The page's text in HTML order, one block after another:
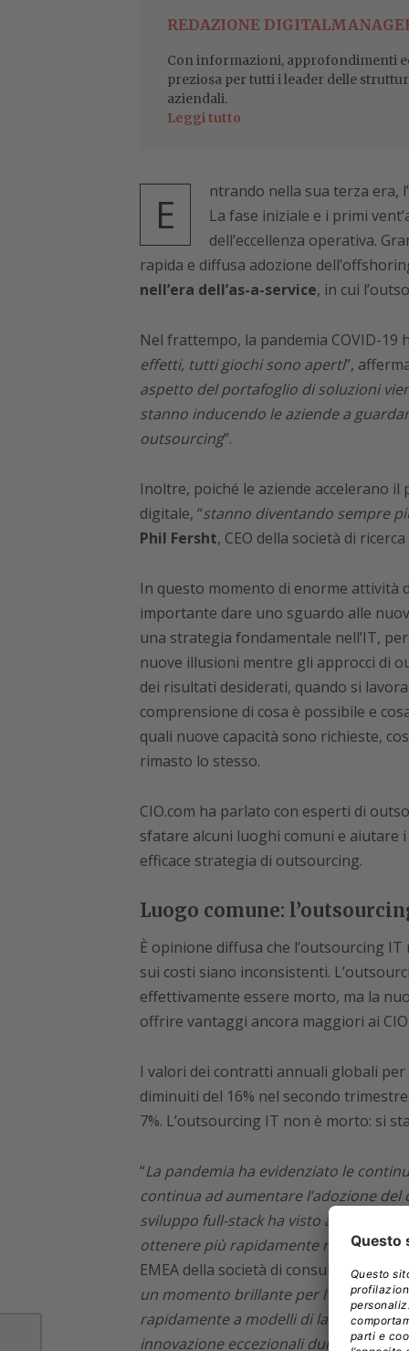
REDAZIONE
Con informazioni, approfondimenti
preziosa per tutti i leader delle
aziendali.
Leggi tutto
E
ntrando nella sua terza era,
La fase iniziale e i primi
dell’eccellenza operativa.
rapida e diffusa adozione
nell’era dell’as-a-service, in cui
Nel frattempo, la pandemia COVID-19
effetti, tutti giochi sono aperti”,
aspetto del portafoglio di soluzioni
stanno inducendo le aziende a
outsourcing”.
Inoltre, poiché le aziende accelerano
digitale, “stanno diventando sempre
Phil Fersht, CEO della società di
In questo momento di enorme attività
importante dare uno sguardo alle
una strategia fondamentale nell’IT,
nuove illusioni mentre gli approcci di
dei risultati desiderati, quando si
comprensione di cosa è possibile e
quali nuove capacità sono richieste,
rimasto lo stesso.
CIO.com ha parlato con esperti di
sfatare alcuni luoghi comuni e
efficace strategia di outsourcing.
Luogo comune:
È opinione diffusa che l’outsourcing
sui costi siano inconsistenti.
effettivamente essere morto, ma la
offrire vantaggi ancora maggiori ai
I valori dei contratti annuali globali
diminuiti del 16% nel secondo
7%. L’outsourcing IT non è morto: si
“La pandemia ha evidenziato le
continua ad aumentare l’adozione
sviluppo full-stack ha visto anche un
ottenere più rapidamente risparmi sui
EMEA della società di consulenza
un momento brillante per l’intero
rapidamente a modelli di lavoro da
innovazione eccezionali durante